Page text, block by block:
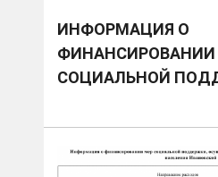
ИНФОРМАЦИЯ О
ФИНАНСИРОВАНИИ
СОЦИАЛЬНОЙ